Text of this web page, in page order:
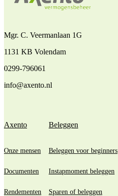
Mgr. C. Veermanlaan 1G
1131 KB Volendam
0299-796061
info@axento.nl
Axento
Onze mensen
Documenten
Rendementen
Beleggen
Beleggen voor beginners
Instapmoment beleggen
Sparen of beleggen